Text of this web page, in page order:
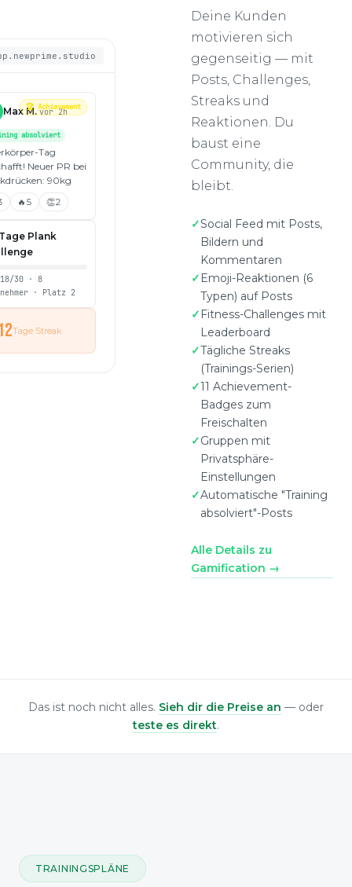
Deine Kunden
motivieren sich
gegenseitig — mit
Posts, Challenges,
Streaks und
Reaktionen. Du
baust eine
Community, die
bleibt.
Social Feed mit Posts,
Bildern und
Kommentaren
Emoji-Reaktionen (6
Typen) auf Posts
Fitness-Challenges mit
Leaderboard
Tägliche Streaks
(Trainings-Serien)
11 Achievement-
Badges zum
Freischalten
Gruppen mit
Privatsphäre-
Einstellungen
Automatische "Training
absolviert"-Posts
Alle Details zu
Gamification →
Max M. vor 2h
absolviert
Tag
Neuer PR bei
90kg
🔥 5 👏2
Plank
18/30 · 8
· Platz 2
Tage Streak
Das ist noch nicht alles. Sieh dir die Preise an — oder
teste es direkt.
TRAININGSPLÄNE